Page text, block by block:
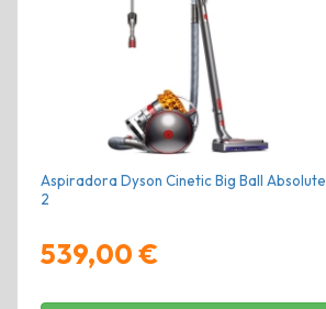
Aspiradora Dyson Cinetic Big Ball Absolute
2
539,00 €